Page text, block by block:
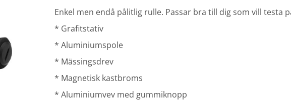
Enkel men endå pålitlig rulle. Passar bra till dig som vill testa
* Grafitstativ
* Aluminiumspole
* Mässingsdrev
* Magnetisk kastbroms
* Aluminiumvev med gummiknopp